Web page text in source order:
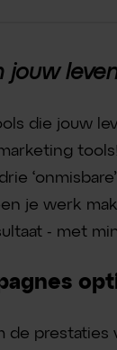
die jouw
je werk
- met
de